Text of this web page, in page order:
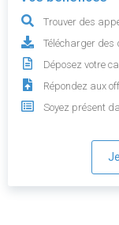
Trouver des
Télécharger des
Déposez votre
Répondez aux
Soyez présent